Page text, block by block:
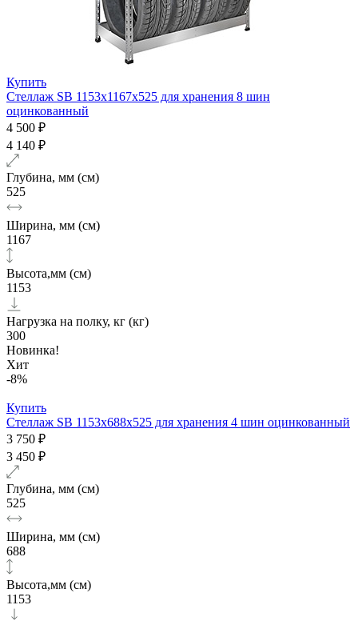
Купить
Стеллаж SB 1153х1167х525 для хранения 8 шин
оцинкованный
4 500 ₽
4 140 ₽
Глубина, мм (см)
525
Ширина, мм (см)
1167
Высота,мм (см)
1153
Нагрузка на полку, кг (кг)
300
Новинка!
Хит
-8%
Купить
Стеллаж SB 1153х688х525 для хранения 4 шин оцинкованный
3 750 ₽
3 450 ₽
Глубина, мм (см)
525
Ширина, мм (см)
688
Высота,мм (см)
1153